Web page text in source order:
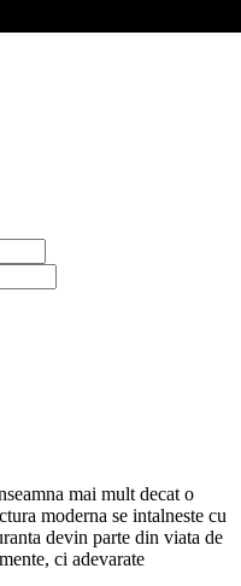
mai mult decat o
moderna se intalneste cu
devin parte din viata de
ci adevarate